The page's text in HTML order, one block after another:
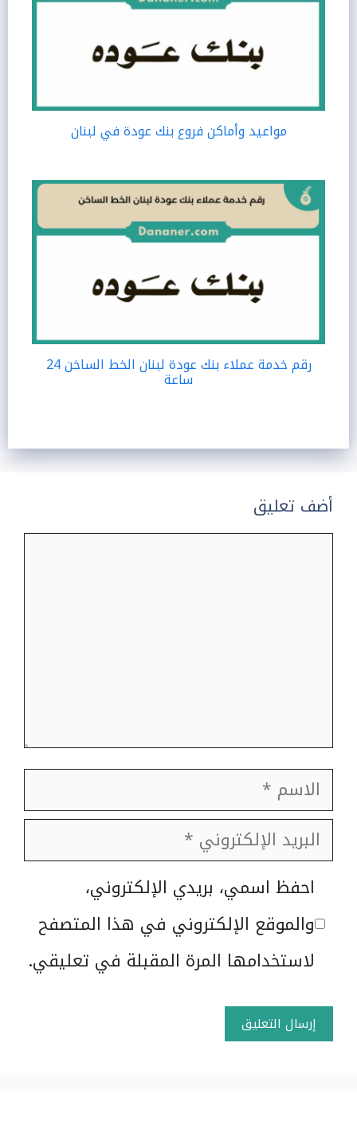
مواعيد وأماكن فروع بنك عودة في لبنان
رقم خدمة عملاء بنك عودة لبنان الخط الساخن 24
ساعة
أضف تعليق
الاسم
البريد
الإلكتروني
الموقع
الإلكتروني
احفظ اسمي، بريدي الإلكتروني،
والموقع الإلكتروني في هذا المتصفح
لاستخدامها المرة المقبلة في تعليقي.